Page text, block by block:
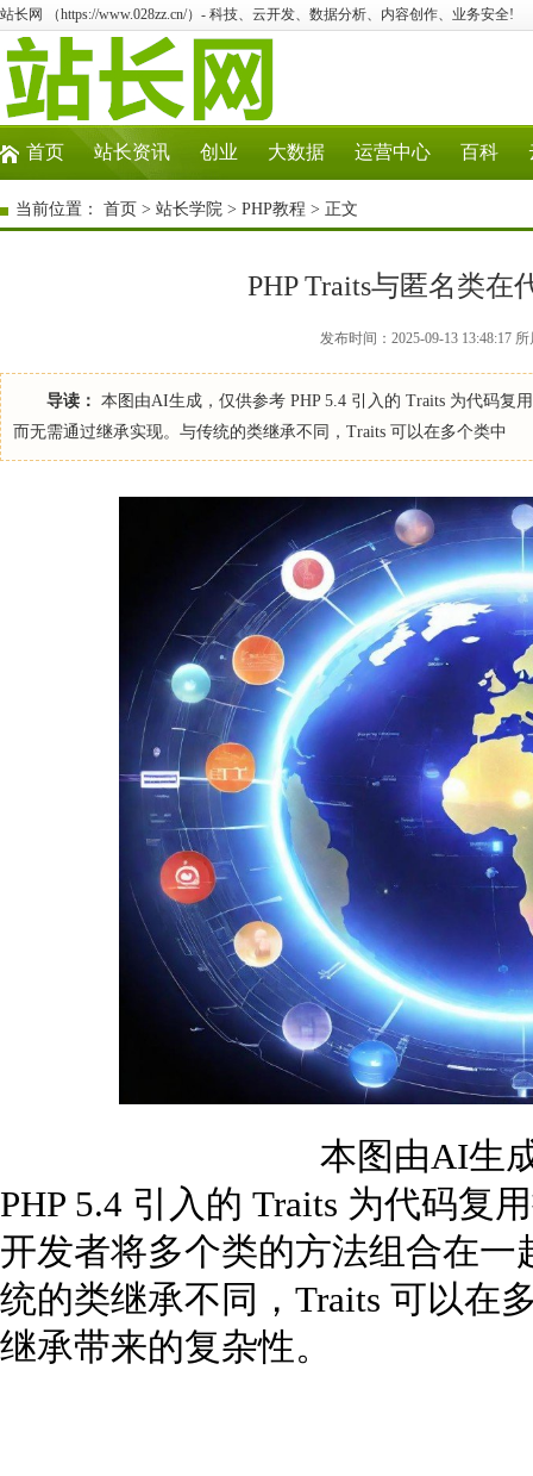
站长网 （https://www.028zz.cn/）- 科技、云开发、数据分析、内容创作、业务安全!
首页 站长资讯 创业 大数据 运营中心 百科
当前位置： 首页 > 站长学院 > PHP教程 > 正文
PHP Traits与匿名类
发布时间：2025-09-13 13:48:17
导读： 本图由AI生成，仅供参考 PHP 5.4 引入的 Traits 为代码复
而无需通过继承实现。与传统的类继承不同，Traits 可以在多个类中
本图由AI生
PHP 5.4 引入的 Traits 为代码复
开发者将多个类的方法组合在
统的类继承不同，Traits 可以在
继承带来的复杂性。